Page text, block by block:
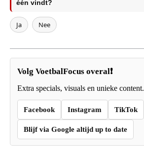
één vindt?
Ja Nee
Volg VoetbalFocus overal❗
Extra specials, visuals en unieke content.
Facebook Instagram TikTok
Blijf via Google altijd up to date